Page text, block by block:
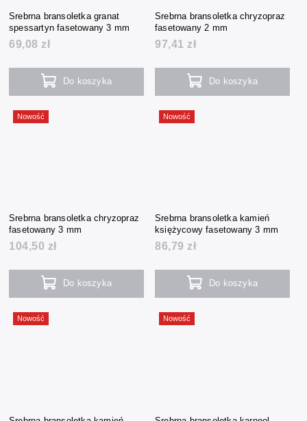
Srebrna bransoletka granat
spessartyn fasetowany 3 mm
69,08 zł
Do koszyka
Srebrna bransoletka chryzopraz
fasetowany 2 mm
97,41 zł
Do koszyka
Nowość
Srebrna bransoletka chryzopraz
fasetowany 3 mm
104,50 zł
Do koszyka
Nowość
Srebrna bransoletka kamień
księżycowy fasetowany 3 mm
86,79 zł
Do koszyka
Nowość Nowość